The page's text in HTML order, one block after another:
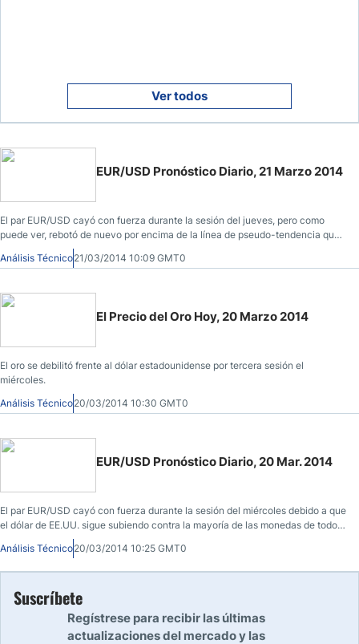
Ver todos
EUR/USD Pronóstico Diario, 21 Marzo 2014
El par EUR/USD cayó con fuerza durante la sesión del jueves, pero como
puede ver, rebotó de nuevo por encima de la línea de pseudo-tendencia que
he trazado en el gráfico.
Análisis Técnico21/03/2014 10:09 GMT0
El Precio del Oro Hoy, 20 Marzo 2014
El oro se debilitó frente al dólar estadounidense por tercera sesión el
miércoles.
Análisis Técnico20/03/2014 10:30 GMT0
EUR/USD Pronóstico Diario, 20 Mar. 2014
El par EUR/USD cayó con fuerza durante la sesión del miércoles debido a que
el dólar de EE.UU. sigue subiendo contra la mayoría de las monedas de todo
Análisis Técnico20/03/2014 10:25 GMT0
Suscríbete
Regístrese para recibir las últimas
actualizaciones del mercado y las